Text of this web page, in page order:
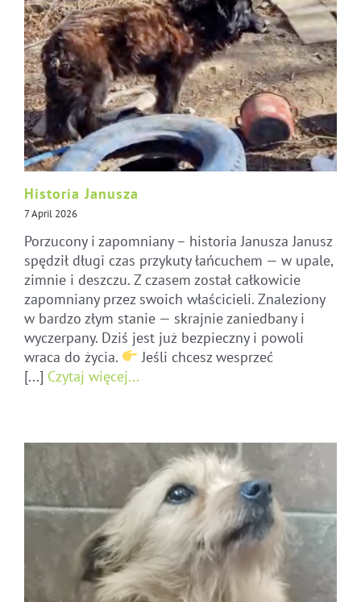
Historia Janusza
7 April 2026
Porzucony i zapomniany – historia Janusza Janusz
spędził długi czas przykuty łańcuchem — w upale,
zimnie i deszczu. Z czasem został całkowicie
zapomniany przez swoich właścicieli. Znaleziony
w bardzo złym stanie — skrajnie zaniedbany i
wyczerpany. Dziś jest już bezpieczny i powoli
wraca do życia.
Jeśli chcesz wesprzeć
[...] Czytaj więcej...